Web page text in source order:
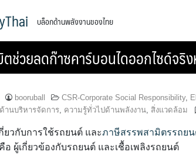
บล็อกด้านพลังงานของไทย
ช่วยลดก๊าซคาร์บอนไดออกไซด์จริ
booruball CSR-Corporate Social Responsibility,
านบริหารจัดการ, ความรู้ทั่วไปด้านพลังงาน, สิ่งแวดล้อม
ยวกับการใช้รถยนต์ และภาษีสรรพสามิตรรถย
อ ผู้เกี่ยวข้องกับรถยนต์ และเชื้อเพลิงรถยนต์